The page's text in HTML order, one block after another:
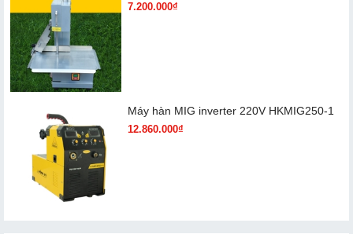
7.200.000₫
Máy hàn MIG inverter 220V HKMIG250-1
12.860.000₫